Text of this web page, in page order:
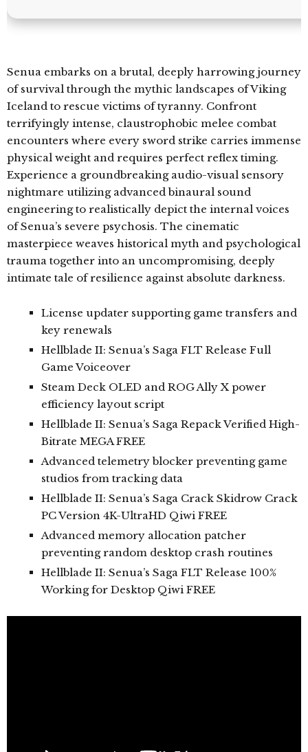
Senua embarks on a brutal, deeply harrowing journey
of survival through the mythic landscapes of Viking
Iceland to rescue victims of tyranny. Confront
terrifyingly intense, claustrophobic melee combat
encounters where every sword strike carries immense
physical weight and requires perfect reflex timing.
Experience a groundbreaking audio-visual sensory
nightmare utilizing advanced binaural sound
engineering to realistically depict the internal voices
of Senua’s severe psychosis. The cinematic
masterpiece weaves historical myth and psychological
trauma together into an uncompromising, deeply
intimate tale of resilience against absolute darkness.
License updater supporting game transfers and
key renewals
Hellblade II: Senua’s Saga FLT Release Full
Game Voiceover
Steam Deck OLED and ROG Ally X power
efficiency layout script
Hellblade II: Senua’s Saga Repack Verified High-
Bitrate MEGA FREE
Advanced telemetry blocker preventing game
studios from tracking data
Hellblade II: Senua’s Saga Crack Skidrow Crack
PC Version 4K-UltraHD Qiwi FREE
Advanced memory allocation patcher
preventing random desktop crash routines
Hellblade II: Senua’s Saga FLT Release 100%
Working for Desktop Qiwi FREE